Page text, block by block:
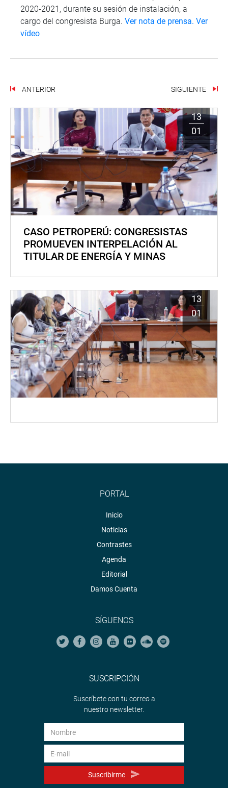
2020-2021, durante su sesión de instalación, a
cargo del congresista Burga. Ver nota de prensa. Ver
vídeo
ANTERIOR SIGUIENTE
13
01
CASO PETROPERÚ: CONGRESISTAS
PROMUEVEN INTERPELACIÓN AL
TITULAR DE ENERGÍA Y MINAS
13
01
PORTAL
Inicio
Noticias
Contrastes
Agenda
Editorial
Damos Cuenta
SÍGUENOS
SUSCRIPCIÓN
Suscríbete con tu correo a
nuestro newsletter.
Suscribirme